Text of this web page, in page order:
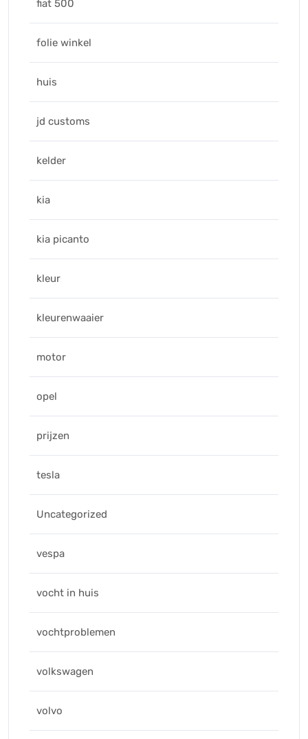
fiat 500
folie winkel
huis
jd customs
kelder
kia
kia picanto
kleur
kleurenwaaier
motor
opel
prijzen
tesla
Uncategorized
vespa
vocht in huis
vochtproblemen
volkswagen
volvo